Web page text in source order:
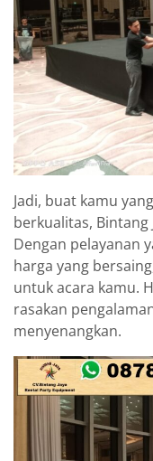
Jadi, buat kamu
berkualitas, Bintang
Dengan pelayanan
harga yang
untuk acara kamu.
rasakan
menyenangkan.